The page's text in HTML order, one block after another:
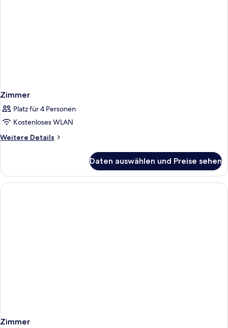
Zimmer
Platz für 4 Personen
Kostenloses WLAN
Weitere Details
Weitere
Daten auswählen und Preise sehen
Zimmer